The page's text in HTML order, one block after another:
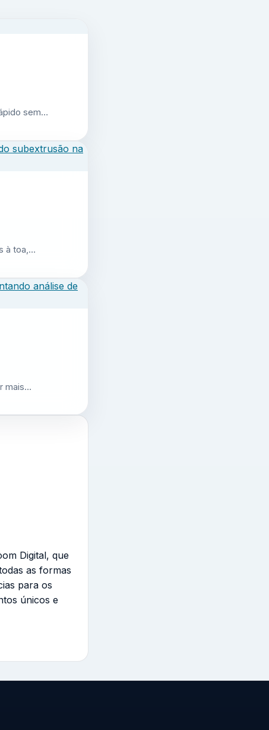
sem…
à toa,…
mais…
Digital, que
as formas
para os
únicos e